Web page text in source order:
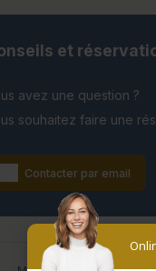
et
avez une question ?
souhaitez faire une
Contacter par email